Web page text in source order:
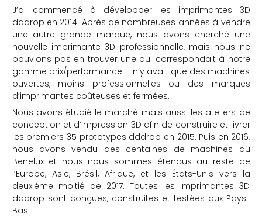
J’ai commencé à développer les imprimantes 3D
dddrop en 2014. Après de nombreuses années à vendre
une autre grande marque, nous avons cherché une
nouvelle imprimante 3D professionnelle, mais nous ne
pouvions pas en trouver une qui correspondait à notre
gamme prix/performance. Il n’y avait que des machines
ouvertes, moins professionnelles ou des marques
d’imprimantes coûteuses et fermées.
Nous avons étudié le marché mais aussi les ateliers de
conception et d’impression 3D afin de construire et livrer
les premiers 35 prototypes dddrop en 2015. Puis en 2016,
nous avons vendu des centaines de machines au
Benelux et nous nous sommes étendus au reste de
l’Europe, Asie, Brésil, Afrique, et les États-Unis vers la
deuxième moitié de 2017. Toutes les imprimantes 3D
dddrop sont conçues, construites et testées aux Pays-
Bas.